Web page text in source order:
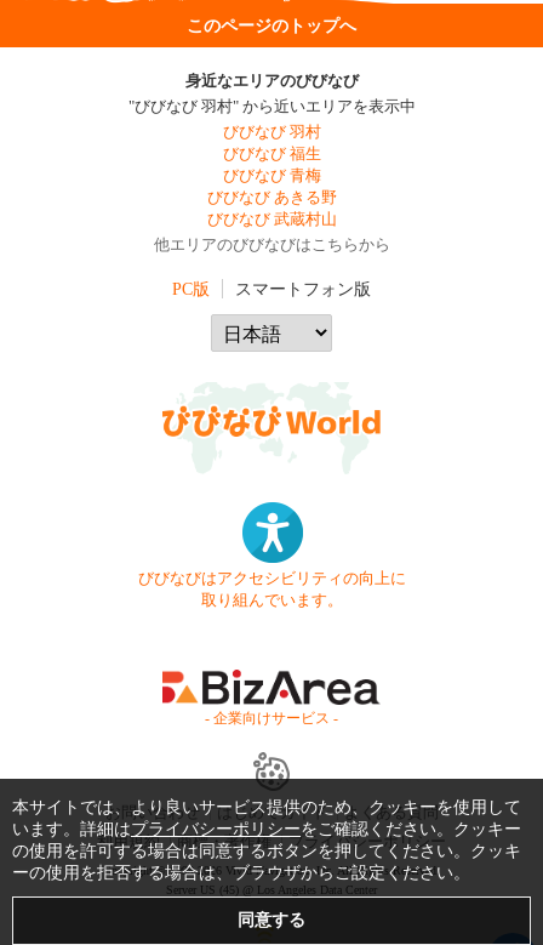
このページのトップへ
身近なエリアのびびなび
"びびなび 羽村" から近いエリアを表示中
びびなび 羽村
びびなび 福生
びびなび 青梅
びびなび あきる野
びびなび 武蔵村山
他エリアのびびなびはこちらから
PC版 スマートフォン版
びびなびはアクセシビリティの向上に
取り組んでいます。
- 企業向けサービス -
お問い合わせ はじめてガイド
よくある質問
利用規約
商標・著作権 プライバシーポリシー
Copyright © 1999-2026 Vivid Navigation, Inc. All Rights Reserved.
Server US (45) @ Los Angeles Data Center
本サイトでは、より良いサービス提供のため、クッキーを使用して
います。詳細はプライバシーポリシーをご確認ください。クッキー
の使用を許可する場合は同意するボタンを押してください。クッキ
ーの使用を拒否する場合は、ブラウザからご設定ください。